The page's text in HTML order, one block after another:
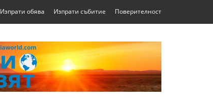
Изпрати обява Изпрати събитие Поверителност